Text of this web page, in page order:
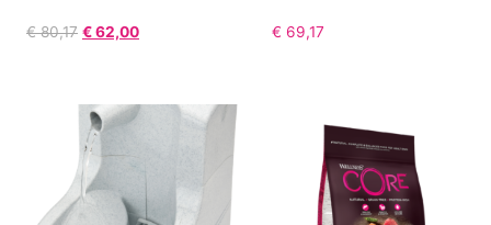
€80,17 €62,00 € 69,17